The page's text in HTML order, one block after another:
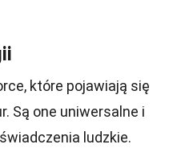
które pojawiają się
Są one uniwersalne i
ludzkie.